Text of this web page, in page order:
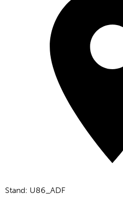
Stand: U86_ADF